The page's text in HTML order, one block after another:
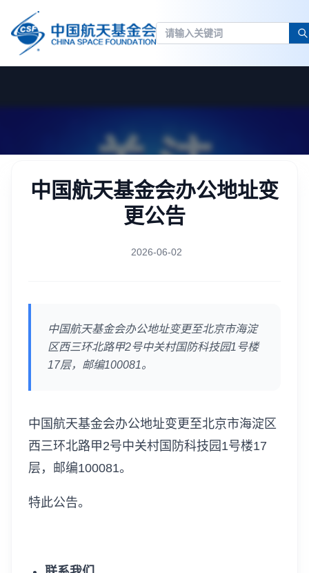
中国航天基金会办公地址变
更公告
2026-06-02
中国航天基金会办公地址变更至北京市海淀
区西三环北路甲2号中关村国防科技园1号楼
17层，邮编100081。
中国航天基金会办公地址变更至北京市海淀区
西三环北路甲2号中关村国防科技园1号楼17
层，邮编100081。
特此公告。